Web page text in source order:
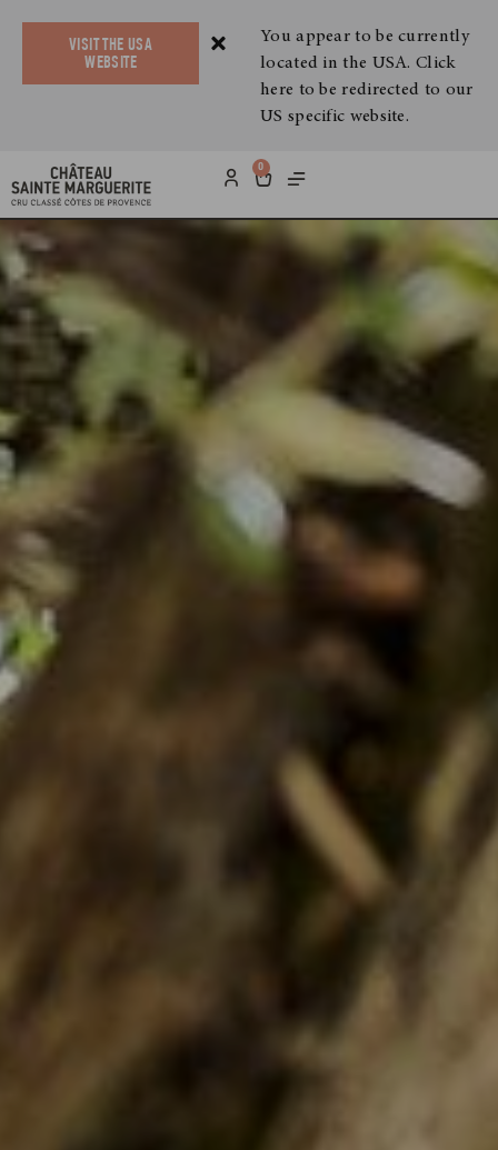
You appear to be currently
located in the USA. Click
here to be redirected to our
US specific website.
VISIT THE USA
WEBSITE
0